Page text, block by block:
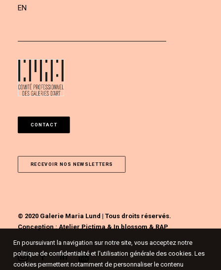
EN
CONTACT
RECEVOIR NOS NEWSLETTERS
© 2020 Galerie Maria Lund | Tous droits réservés.
Conception :Atelier Pictima&In blossom&RAP
En poursuivant la navigation sur notre site, vous acceptez notre
politique de confidentialité et l'utilisation générale des cookies. Les
cookies permettent notamment de personnaliser le contenu